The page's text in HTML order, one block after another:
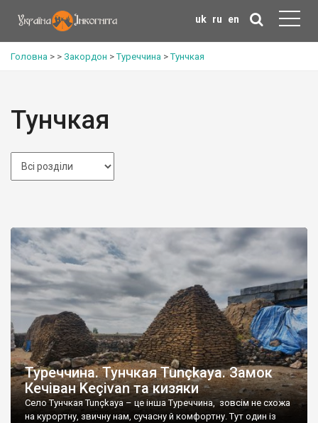
uk ru en
Головна > > Закордон >Туреччина >Тунчкая
Тунчкая
Туреччина. Тунчкая Tunçkaya. Замок
Кечіван Keçivan та кизяки
Село Тунчкая Tunçkaya – це інша Туреччина, зовсім не схожа
на курортну, звичну нам, сучасну й комфортну. Тут один із